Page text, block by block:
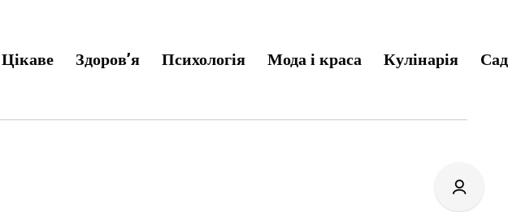
Цікаве Здоров’я Психологія Мода і краса Кулінарія